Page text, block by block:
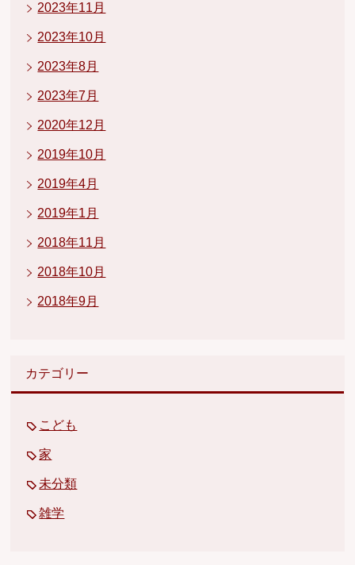
2023年11月
2023年10月
2023年8月
2023年7月
2020年12月
2019年10月
2019年4月
2019年1月
2018年11月
2018年10月
2018年9月
カテゴリー
こども
家
未分類
雑学